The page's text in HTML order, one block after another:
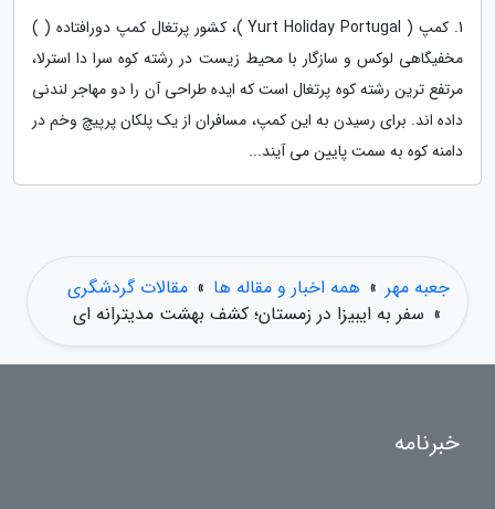
1. کمپ ( Yurt Holiday Portugal )، کشور پرتغال کمپ دورافتاده ( )
مخفیگاهی لوکس و سازگار با محیط زیست در رشته کوه سرا دا استرلا،
مرتفع ترین رشته کوه پرتغال است که ایده طراحی آن را دو مهاجر لندنی
داده اند. برای رسیدن به این کمپ، مسافران از یک پلکان پرپیچ وخم در
دامنه کوه به سمت پایین می آیند...
جعبه مهر » همه اخبار و مقاله ها » مقالات گردشگری
» سفر به ایبیزا در زمستان؛ کشف بهشت مدیترانه ای
خبرنامه